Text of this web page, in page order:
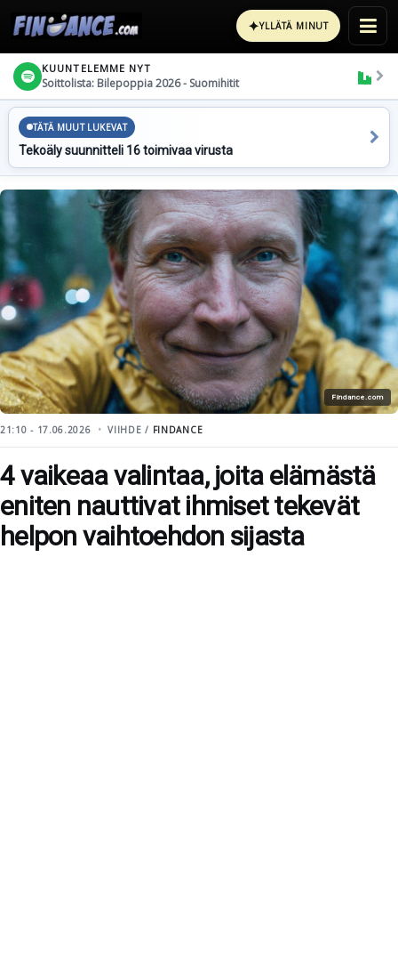
✦YLLÄTÄ MINUT
KUUNTELEMME NYT
Soittolista: Bilepoppia 2026 - Suomihitit
TÄTÄ MUUT LUKEVAT
Tekoäly suunnitteli 16 toimivaa virusta
Findance.com
21:10 - 17.06.2026 VIIHDE / FINDANCE
4 vaikeaa valintaa, joita elämästä
eniten nauttivat ihmiset tekevät
helpon vaihtoehdon sijasta